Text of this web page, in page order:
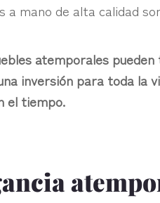
a mano de alta calidad
atemporales
inversión para toda la
el tiempo.